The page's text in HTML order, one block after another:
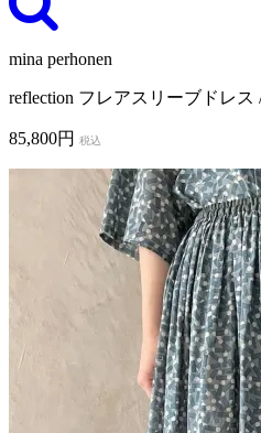
mina perhonen
reflection フレアスリーブドレス /
85,800円 税込